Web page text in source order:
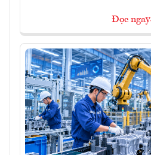
Đọc ngay